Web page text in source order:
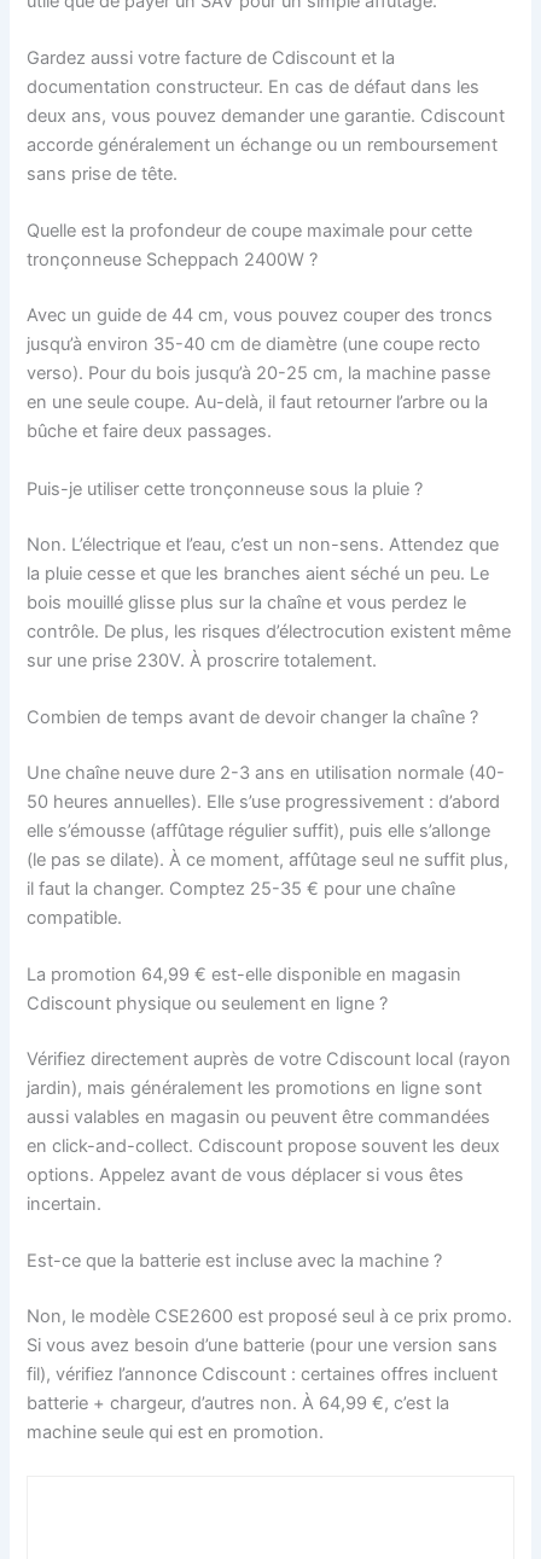
Gardez aussi votre facture de Cdiscount et la
documentation constructeur. En cas de défaut dans les
deux ans, vous pouvez demander une garantie. Cdiscount
accorde généralement un échange ou un remboursement
sans prise de tête.
Quelle est la profondeur de coupe maximale pour cette
tronçonneuse Scheppach 2400W ?
Avec un guide de 44 cm, vous pouvez couper des troncs
jusqu’à environ 35-40 cm de diamètre (une coupe recto
verso). Pour du bois jusqu’à 20-25 cm, la machine passe
en une seule coupe. Au-delà, il faut retourner l’arbre ou la
bûche et faire deux passages.
Puis-je utiliser cette tronçonneuse sous la pluie ?
Non. L’électrique et l’eau, c’est un non-sens. Attendez que
la pluie cesse et que les branches aient séché un peu. Le
bois mouillé glisse plus sur la chaîne et vous perdez le
contrôle. De plus, les risques d’électrocution existent même
sur une prise 230V. À proscrire totalement.
Combien de temps avant de devoir changer la chaîne ?
Une chaîne neuve dure 2-3 ans en utilisation normale (40-
50 heures annuelles). Elle s’use progressivement : d’abord
elle s’émousse (affûtage régulier suffit), puis elle s’allonge
(le pas se dilate). À ce moment, affûtage seul ne suffit plus,
il faut la changer. Comptez 25-35 € pour une chaîne
compatible.
La promotion 64,99 € est-elle disponible en magasin
Cdiscount physique ou seulement en ligne ?
Vérifiez directement auprès de votre Cdiscount local (rayon
jardin), mais généralement les promotions en ligne sont
aussi valables en magasin ou peuvent être commandées
en click-and-collect. Cdiscount propose souvent les deux
options. Appelez avant de vous déplacer si vous êtes
incertain.
Est-ce que la batterie est incluse avec la machine ?
Non, le modèle CSE2600 est proposé seul à ce prix promo.
Si vous avez besoin d’une batterie (pour une version sans
fil), vérifiez l’annonce Cdiscount : certaines offres incluent
batterie + chargeur, d’autres non. À 64,99 €, c’est la
machine seule qui est en promotion.